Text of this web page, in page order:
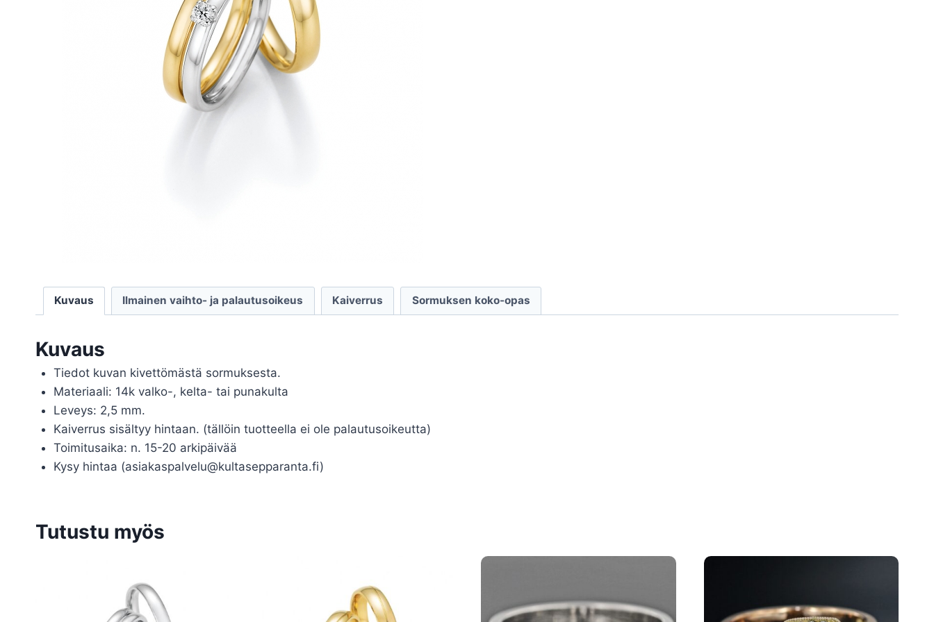
Kuvaus Ilmainen vaihto- ja palautusoikeus Kaiverrus Sormuksen koko-opas
Kuvaus
Tiedot kuvan kivettömästä sormuksesta.
Materiaali: 14k valko-, kelta- tai punakulta
Leveys: 2,5 mm.
Kaiverrus sisältyy hintaan. (tällöin tuotteella ei ole palautusoikeutta)
Toimitusaika: n. 15-20 arkipäivää
Kysy hintaa (asiakaspalvelu@kultasepparanta.fi)
Tutustu myös